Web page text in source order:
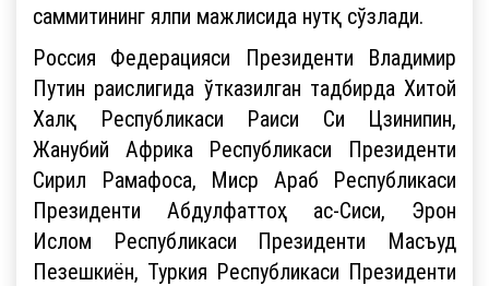
саммитининг ялпи мажлисида нутқ сўзлади.
Россия Федерацияси Президенти Владимир
Путин раислигида ўтказилган тадбирда Хитой
Халқ Республикаси Раиси Си Цзинипин,
Жанубий Африка Республикаси Президенти
Сирил Рамафоса, Миср Араб Республикаси
Президенти Абдулфаттоҳ ас-Сиси, Эрон
Ислом Республикаси Президенти Масъуд
Пезешкиён, Туркия Республикаси Президенти